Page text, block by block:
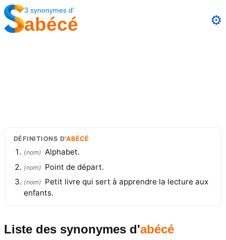
3 synonymes d'
abécé ⚙️
DÉFINITIONS D'ABÉCÉ
(nom) Alphabet.
(nom) Point de départ.
(nom) Petit livre qui sert à apprendre la lecture aux
enfants.
Liste des synonymes d'abécé